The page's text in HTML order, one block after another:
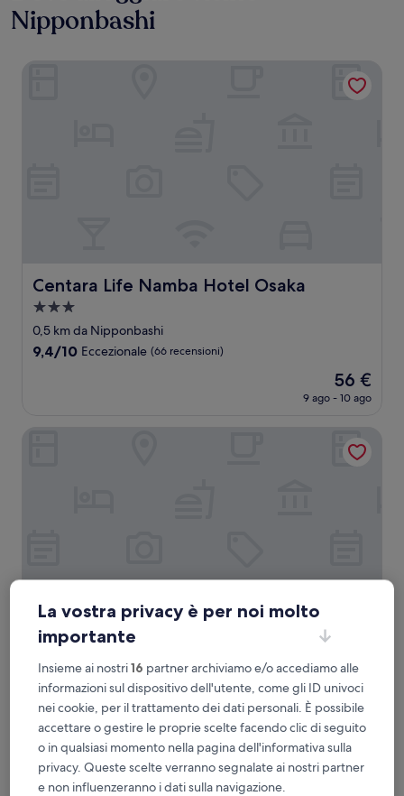
Nipponbashi
Centara Life Namba Hotel Osaka
Centara Life Namba Hotel Osaka
Struttura
a
3.0
0,5 km da Nipponbashi
9.4
recensioni)
9,4/10 Eccezionale (66 recensioni)
Il
prezzo
attuale
56 €
56 €
9 ago - 10 ago
ESLEAD HOTEL Namba East
ESLEAD HOTEL Namba East
Struttura
4.5
stelle
Minami, 0,2 km da Nipponbashi
9.8
su
10,
Eccezionale,
9,8/10 Eccezionale
Il
attuale
54 €
1 set - 2 set
La vostra privacy è per noi molto
importante
Insieme ai nostri16 partner archiviamo e/o accediamo alle
informazioni sul dispositivo dell'utente, come gli ID univoci
nei cookie, per il trattamento dei dati personali. È possibile
accettare o gestire le proprie scelte facendo clic di seguito
o in qualsiasi momento nella pagina dell'informativa sulla
privacy. Queste scelte verranno segnalate ai nostri partner
e non influenzeranno i dati sulla navigazione.